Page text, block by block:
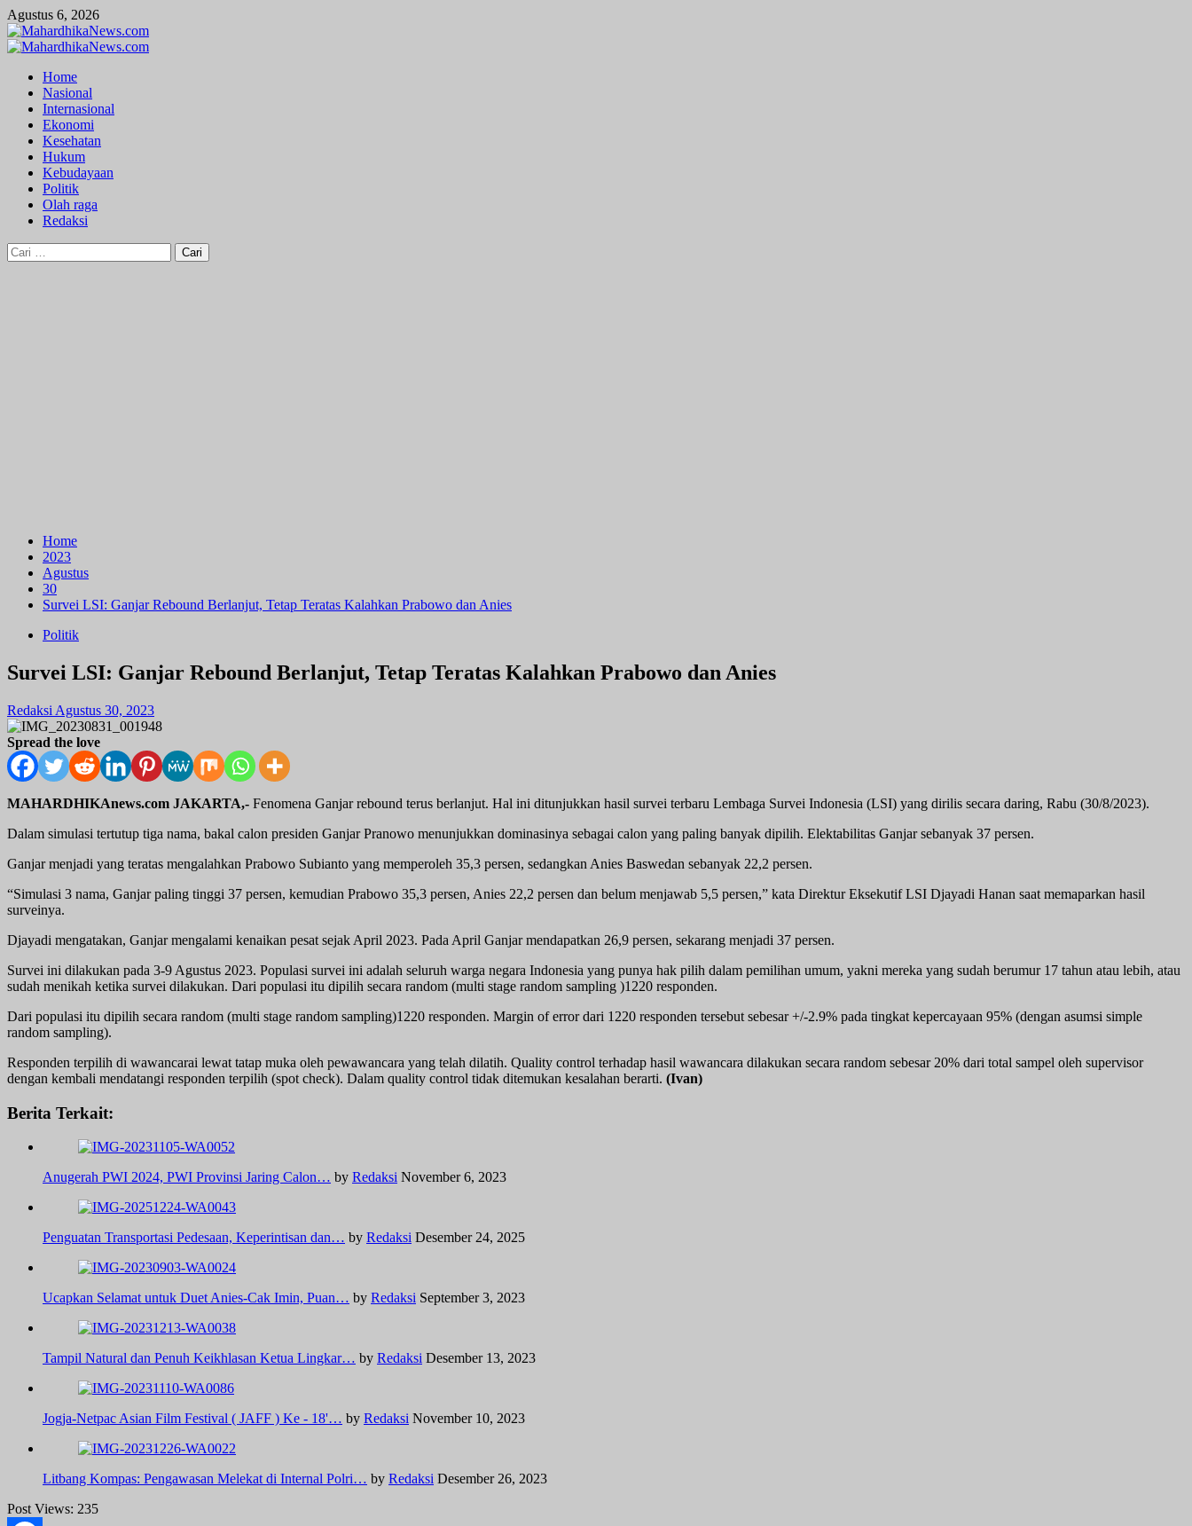
Skip
to
content
Agustus 6, 2026
Primary
Home
Nasional
Internasional
Ekonomi
Kesehatan
Hukum
Kebudayaan
Politik
Olah raga
Redaksi
Cari
untuk:
Home
2023
Agustus
30
Survei LSI: Ganjar Rebound Berlanjut, Tetap Teratas Kalahkan Prabowo dan Anies
Politik
Survei LSI: Ganjar Rebound Berlanjut, Tetap Teratas Kalahkan Prabowo dan Anies
Redaksi Agustus 30, 2023
Spread the love
MAHARDHIKAnews.com JAKARTA,- Fenomena Ganjar rebound terus berlanjut. Hal ini ditunjukkan hasil survei terbaru Lembaga Survei Indonesia (LSI) yang dirilis secara daring, Rabu (30/8/2023).
Dalam simulasi tertutup tiga nama, bakal calon presiden Ganjar Pranowo menunjukkan dominasinya sebagai calon yang paling banyak dipilih. Elektabilitas Ganjar sebanyak 37 persen.
Ganjar menjadi yang teratas mengalahkan Prabowo Subianto yang memperoleh 35,3 persen, sedangkan Anies Baswedan sebanyak 22,2 persen.
“Simulasi 3 nama, Ganjar paling tinggi 37 persen, kemudian Prabowo 35,3 persen, Anies 22,2 persen dan belum menjawab 5,5 persen,” kata Direktur Eksekutif LSI Djayadi Hanan saat memaparkan hasil
surveinya.
Djayadi mengatakan, Ganjar mengalami kenaikan pesat sejak April 2023. Pada April Ganjar mendapatkan 26,9 persen, sekarang menjadi 37 persen.
Survei ini dilakukan pada 3-9 Agustus 2023. Populasi survei ini adalah seluruh warga negara Indonesia yang punya hak pilih dalam pemilihan umum, yakni mereka yang sudah berumur 17 tahun atau lebih, atau
sudah menikah ketika survei dilakukan. Dari populasi itu dipilih secara random (multi stage random sampling )1220 responden.
Dari populasi itu dipilih secara random (multi stage random sampling)1220 responden. Margin of error dari 1220 responden tersebut sebesar +/-2.9% pada tingkat kepercayaan 95% (dengan asumsi simple
random sampling).
Responden terpilih di wawancarai lewat tatap muka oleh pewawancara yang telah dilatih. Quality control terhadap hasil wawancara dilakukan secara random sebesar 20% dari total sampel oleh supervisor
dengan kembali mendatangi responden terpilih (spot check). Dalam quality control tidak ditemukan kesalahan berarti. (Ivan)
Berita Terkait:
Anugerah PWI 2024, PWI Provinsi Jaring Calon… by Redaksi November 6, 2023
Penguatan Transportasi Pedesaan, Keperintisan dan… by Redaksi Desember 24, 2025
Ucapkan Selamat untuk Duet Anies-Cak Imin, Puan… by Redaksi September 3, 2023
Tampil Natural dan Penuh Keikhlasan Ketua Lingkar… by Redaksi Desember 13, 2023
Jogja-Netpac Asian Film Festival ( JAFF ) Ke - 18'… by Redaksi November 10, 2023
Litbang Kompas: Pengawasan Melekat di Internal Polri… by Redaksi Desember 26, 2023
Post Views: 235